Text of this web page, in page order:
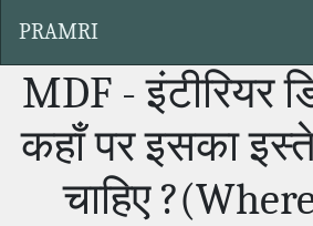
PRAMRI
MDF - इंटीरियर
कहाँ पर इसका
चाहिए